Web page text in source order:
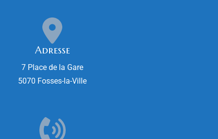
Adresse
7 Place de la Gare
5070 Fosses-la-Ville